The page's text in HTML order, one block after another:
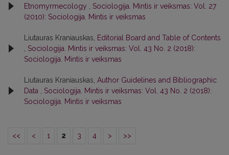
Etnomyrmecology
Sociologija. Mintis ir veiksmas: Vol. 27
(2010): Sociologija. Mintis ir veiksmas
Liutauras Kraniauskas,
Editorial Board and Table of Contents
Sociologija. Mintis ir veiksmas: Vol. 43 No. 2 (2018):
Sociologija. Mintis ir veiksmas
Liutauras Kraniauskas, Author Guidelines and Bibliographic
Data
Sociologija. Mintis ir veiksmas: Vol. 43 No. 2 (2018):
Sociologija. Mintis ir veiksmas
<< < 1 2 3 4 > >>